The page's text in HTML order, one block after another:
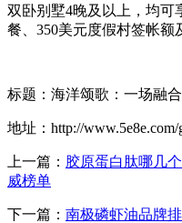
双卧别墅4晚及以上，均可
餐、350美元度假村签帐额
标题：海洋颂歌：一场融
地址：http://
上一篇： 胶原蛋白肽哪几
威榜单
下一篇： 南极磷虾油品牌